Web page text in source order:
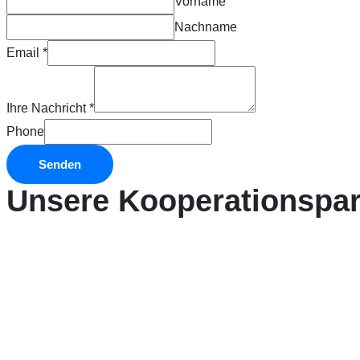
Nachname
Email *
Ihre Nachricht*
Phone
Senden
Unsere